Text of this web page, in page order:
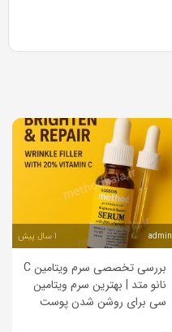
admin 1 سال پیش
بررسی تخصصی سرم ویتامین C
نانو متد | بهترین سرم ویتامین
سی برای روشن شدن پوست